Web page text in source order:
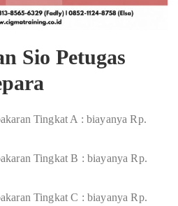
Sio Petugas
Tingkat A : biayanya Rp.
Tingkat B : biayanya Rp.
Tingkat C : biayanya Rp.